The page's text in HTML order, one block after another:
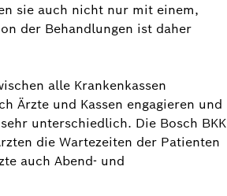
sie auch nicht nur mit einem,
der Behandlungen ist daher
alle Krankenkassen
Ärzte und Kassen engagieren und
unterschiedlich. Die Bosch BKK
die Wartezeiten der Patienten
auch Abend- und